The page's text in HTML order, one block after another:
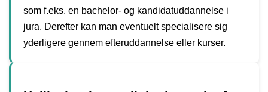
som f.eks. en bachelor- og kandidatuddannelse i
jura. Derefter kan man eventuelt specialisere sig
yderligere gennem efteruddannelse eller kurser.